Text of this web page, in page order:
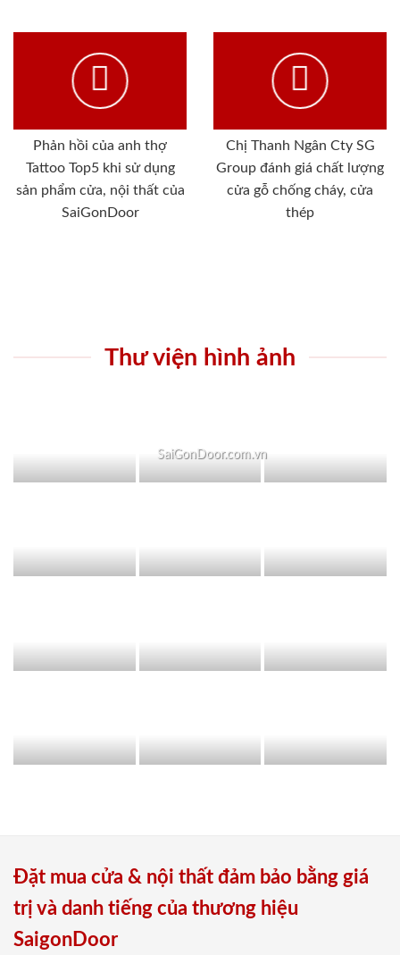
Phản hồi của anh thợ
Tattoo Top5 khi sử dụng
sản phẩm cửa, nội thất của
SaiGonDoor
Chị Thanh Ngân Cty SG
Group đánh giá chất lượng
cửa gỗ chống cháy, cửa
thép
Thư viện hình ảnh
SaiGonDoor.com.vn
Đặt mua cửa & nội thất đảm bảo bằng giá
trị và danh tiếng của thương hiệu
SaigonDoor